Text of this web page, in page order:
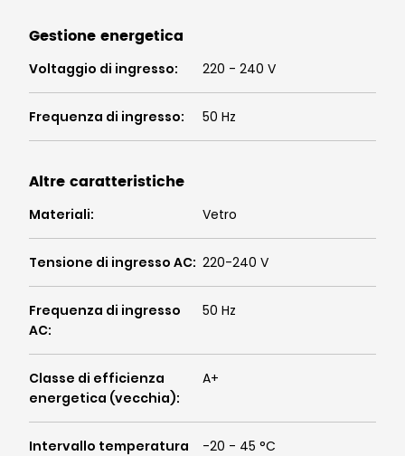
Gestione energetica
Voltaggio di ingresso: 220 - 240 V
Frequenza di ingresso: 50 Hz
Altre caratteristiche
Materiali: Vetro
Tensione di ingresso AC: 220-240 V
Frequenza di ingresso
AC:
50 Hz
Classe di efficienza
energetica (vecchia):
A+
Intervallo temperatura
-20 - 45 °C